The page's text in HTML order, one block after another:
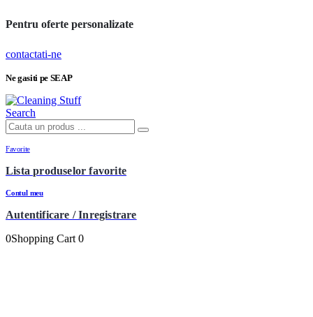
Pentru oferte personalizate
contactati-ne
Ne gasiti pe SEAP
Search
Favorite
Lista produselor favorite
Contul meu
Autentificare / Inregistrare
0Shopping Cart 0